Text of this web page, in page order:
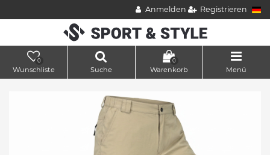
Anmelden Registrieren
0
Wunschliste Suche
0
Warenkorb Menü